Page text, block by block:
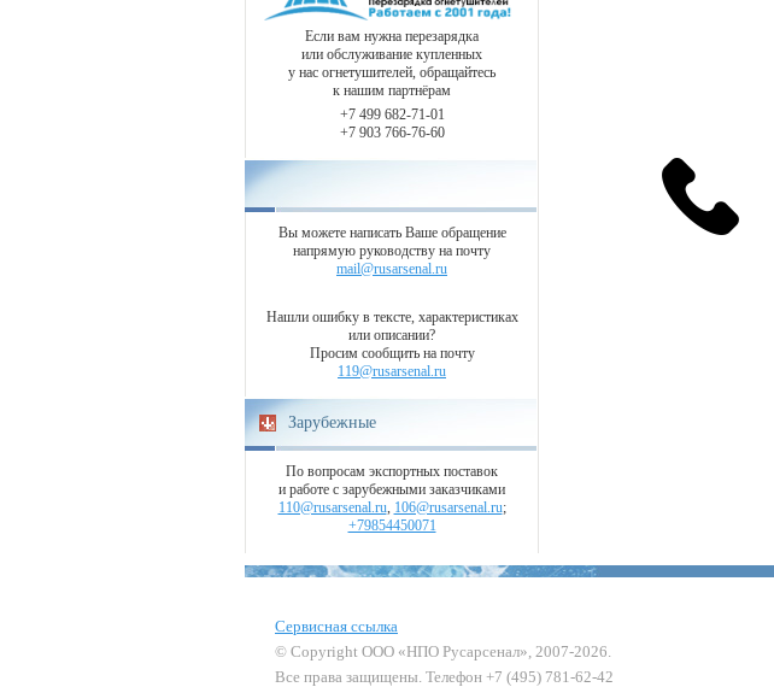
Если вам нужна перезарядка
или обслуживание купленных
у нас огнетушителей, обращайтесь
к нашим партнёрам
+7 499 682-71-01
+7 903 766-76-60
Вы можете написать Ваше обращение
напрямую руководству на почту
mail@rusarsenal.ru
Нашли ошибку в тексте, характеристиках
или описании?
Просим сообщить на почту
119@rusarsenal.ru
Зарубежные
По вопросам экспортных поставок
и работе с зарубежными заказчиками
110@rusarsenal.ru, 106@rusarsenal.ru;
+79854450071
Сервисная ссылка
© Copyright ООО «НПО Русарсенал», 2007-2026.
Все права защищены. Телефон +7 (495) 781-62-42